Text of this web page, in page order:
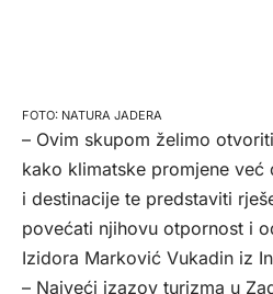
NATURA JADERA
– Ovim skupom želimo
kako klimatske promjene već
i destinacije te predstaviti
povećati njihovu otpornost i
Izidora Marković Vukadin iz
– Najveći izazov turizma u